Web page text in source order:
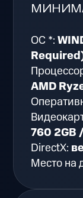
ОС *:
AMD
760 2GB
DirectX:
Место на